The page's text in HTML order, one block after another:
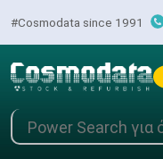
#Cosmodata since 1991